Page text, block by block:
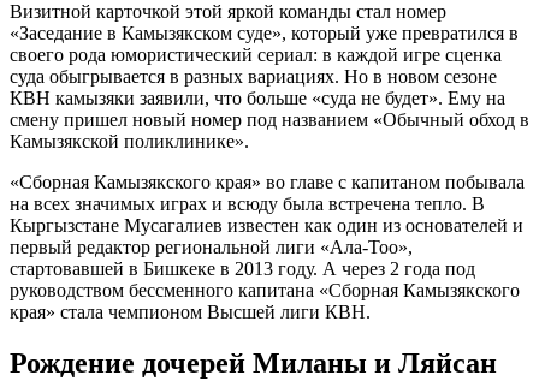
Визитной карточкой этой яркой команды стал номер
«Заседание в Камызякском суде», который уже превратился в
своего рода юмористический сериал: в каждой игре сценка
суда обыгрывается в разных вариациях. Но в новом сезоне
КВН камызяки заявили, что больше «суда не будет». Ему на
смену пришел новый номер под названием «Обычный обход в
Камызякской поликлинике».
«Сборная Камызякского края» во главе с капитаном побывала
на всех значимых играх и всюду была встречена тепло. В
Кыргызстане Мусагалиев известен как один из основателей и
первый редактор региональной лиги «Ала-Тоо»,
стартовавшей в Бишкеке в 2013 году. А через 2 года под
руководством бессменного капитана «Сборная Камызякского
края» стала чемпионом Высшей лиги КВН.
Рождение дочерей Миланы и Ляйсан